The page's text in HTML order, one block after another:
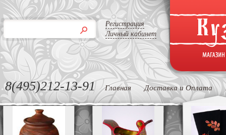
Регистрация
Личный кабинет
8(495)212-13-91 Главная Доставка и Оплата